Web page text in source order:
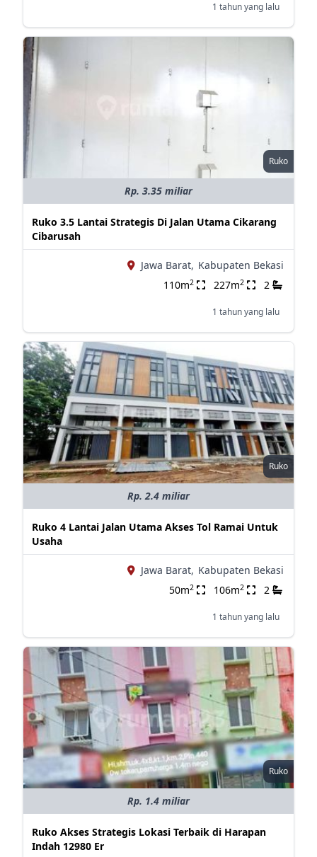
1 tahun yang lalu
Ruko
Rp. 3.35 miliar
Ruko 3.5 Lantai Strategis Di Jalan Utama Cikarang
Cibarusah
Jawa Barat, Kabupaten Bekasi
110m2 227m2 2
1 tahun yang lalu
Ruko
Rp. 2.4 miliar
Ruko 4 Lantai Jalan Utama Akses Tol Ramai Untuk
Usaha
Jawa Barat, Kabupaten Bekasi
50m2 106m2 2
1 tahun yang lalu
Ruko
Rp. 1.4 miliar
Ruko Akses Strategis Lokasi Terbaik di Harapan
Indah 12980 Er